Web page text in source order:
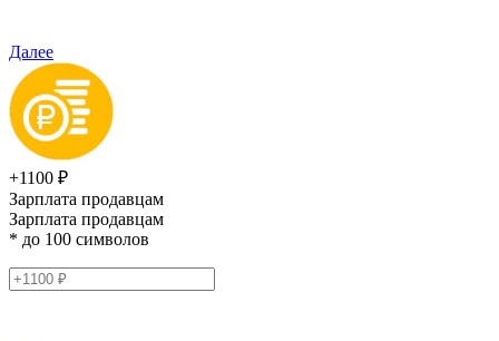
Далее
+1100 ₽
Зарплата продавцам
Зарплата продавцам
* до 100 символов